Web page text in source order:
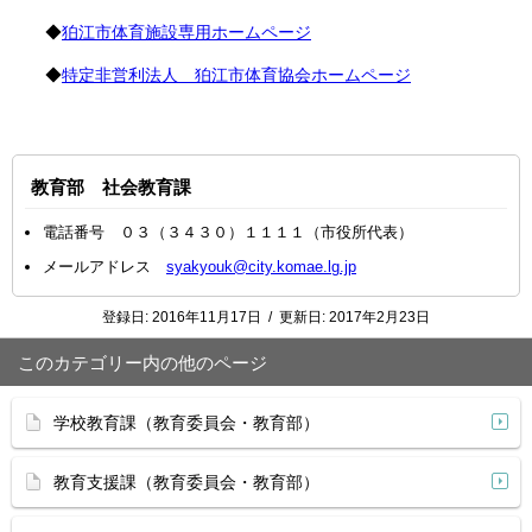
◆狛江市体育施設専用ホームページ
◆特定非営利法人 狛江市体育協会ホームページ
教育部 社会教育課
電話番号 ０３（３４３０）１１１１（市役所代表）
メールアドレス syakyouk@city.komae.lg.jp
登録日: 2016年11月17日 / 更新日: 2017年2月23日
このカテゴリー内の他のページ
学校教育課（教育委員会・教育部）
教育支援課（教育委員会・教育部）